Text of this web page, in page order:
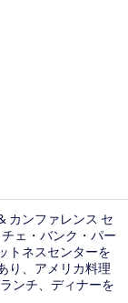
カンファレンス セ
ェ・バンク・パー
トネスセンターを
り、アメリカ料理
ンチ、ディナーを